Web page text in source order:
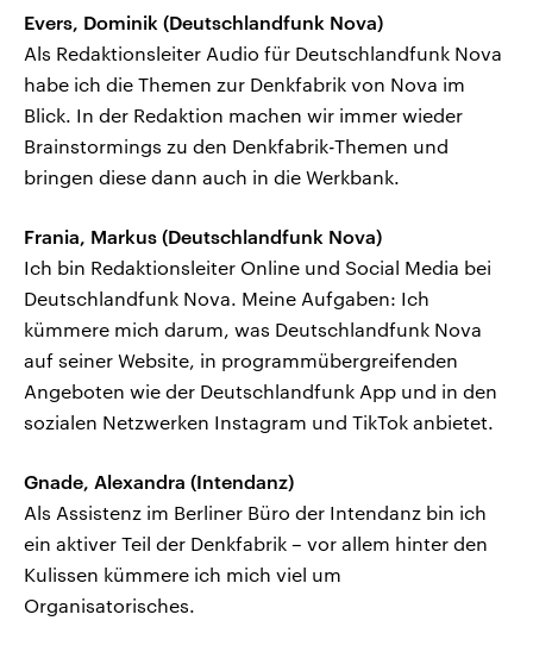
Evers, Dominik (Deutschlandfunk Nova)
Als Redaktionsleiter Audio für Deutschlandfunk Nova
habe ich die Themen zur Denkfabrik von Nova im
Blick. In der Redaktion machen wir immer wieder
Brainstormings zu den Denkfabrik-Themen und
bringen diese dann auch in die Werkbank.
Frania, Markus (Deutschlandfunk Nova)
Ich bin Redaktionsleiter Online und Social Media bei
Deutschlandfunk Nova. Meine Aufgaben: Ich
kümmere mich darum, was Deutschlandfunk Nova
auf seiner Website, in programmübergreifenden
Angeboten wie der Deutschlandfunk App und in den
sozialen Netzwerken Instagram und TikTok anbietet.
Gnade, Alexandra (Intendanz)
Als Assistenz im Berliner Büro der Intendanz bin ich
ein aktiver Teil der Denkfabrik – vor allem hinter den
Kulissen kümmere ich mich viel um
Organisatorisches.